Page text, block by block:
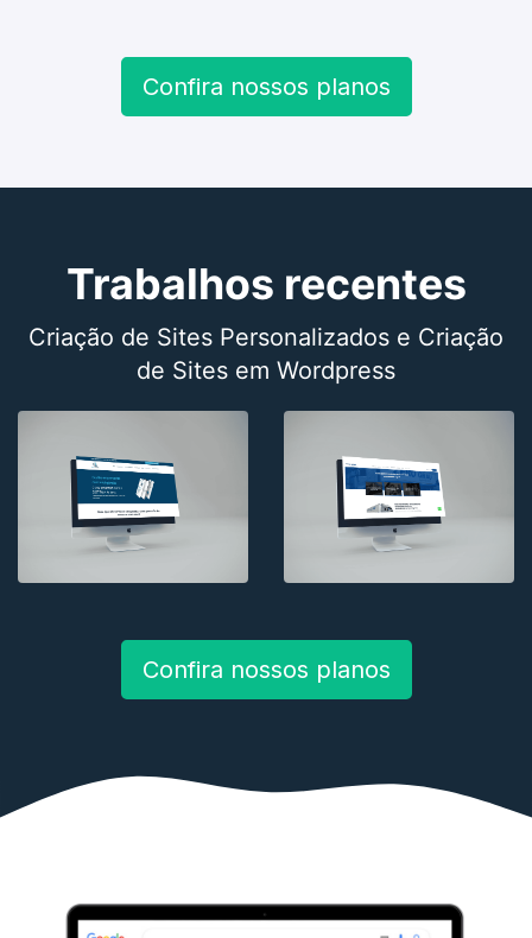
Confira nossos planos
Trabalhos recentes
Criação de Sites Personalizados e Criação
de Sites em Wordpress
Confira nossos planos